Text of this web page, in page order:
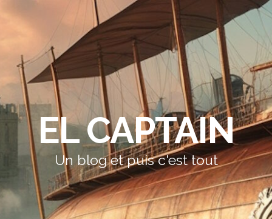
EL CAPTAIN
Un blog et puis c'est tout